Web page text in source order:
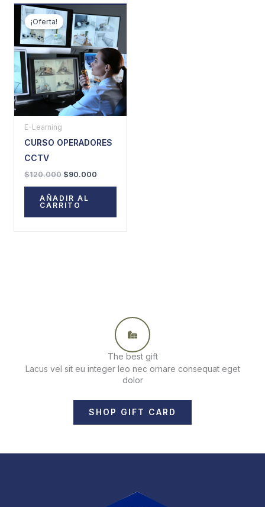
¡Oferta!
E-Learning
CURSO OPERADORES
CCTV
$120.000
El
precio
original
era:
$120.000.
$90.000
El
precio
actual
es:
$90.000.
AÑADIR AL
CARRITO
The best gift
Lacus vel sit eu integer leo nec ornare consequat eget
dolor
SHOP GIFT CARD